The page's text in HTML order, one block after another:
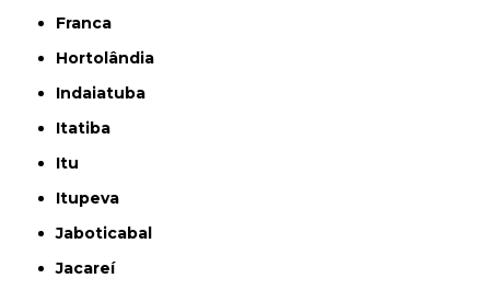
Franca
Hortolândia
Indaiatuba
Itatiba
Itu
Itupeva
Jaboticabal
Jacareí